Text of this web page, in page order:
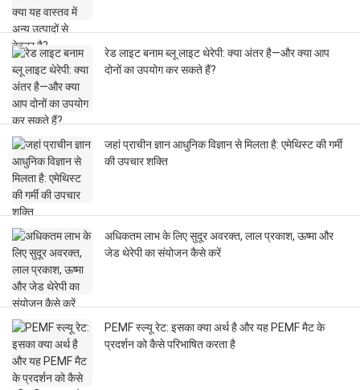
रेड लाइट बनाम ब्लू लाइट थेरेपी: क्या अंतर है—और क्या आप
दोनों का उपयोग कर सकते हैं?
जहां प्राचीन ज्ञान आधुनिक विज्ञान से मिलता है: एमेथिस्ट की गर्मी
की उपचार शक्ति
अधिकतम लाभ के लिए सुदूर अवरक्त, लाल प्रकाश, ऊष्मा और
जेड थेरेपी का संयोजन कैसे करें
PEMF स्ल्यू रेट: इसका क्या अर्थ है और यह PEMF मैट के
प्रदर्शन को कैसे परिभाषित करता है